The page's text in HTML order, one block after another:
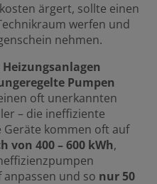
ärgert, sollte einen
werfen und
nehmen.
Pumpen
oft unerkannten
– die ineffiziente
Geräte kommen oft auf
von 400 – 600 kWh,
und so nur 50